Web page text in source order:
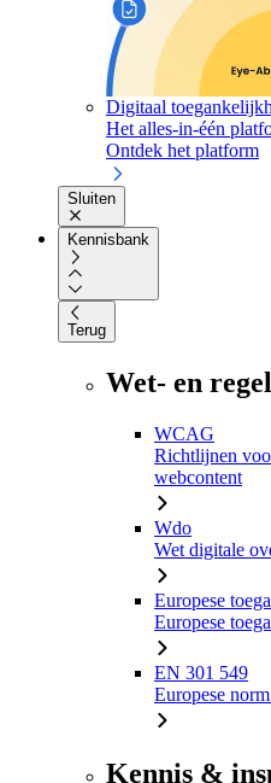
Digitaal
Het alles-in-één
Ontdek het platform
Sluiten
Kennisbank
Terug
Wet- en
WCAG
Richtlijnen
webcontent
Wdo
Wet digitale
Europese
Europese
EN 301 549
Europese
Kennis &